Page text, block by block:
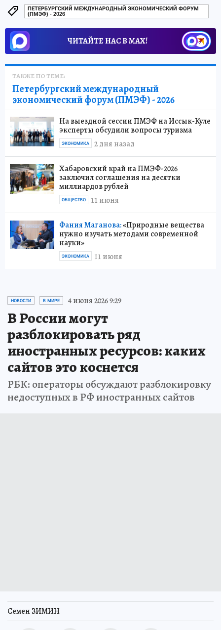
ПЕТЕРБУРГСКИЙ МЕЖДУНАРОДНЫЙ ЭКОНОМИЧЕСКИЙ ФОРУМ
(ПМЭФ) - 2026
ЧИТАЙТЕ НАС В МАХ!
ТАКЖЕ ПО ТЕМЕ:
Петербургский международный
экономический форум (ПМЭФ) - 2026
На выездной сессии ПМЭФ на Иссык-Куле
эксперты обсудили вопросы туризма
2 дня назад
ЭКОНОМИКА
Хабаровский край на ПМЭФ-2026
заключил соглашения на десятки
миллиардов рублей
11 июня
ОБЩЕСТВО
Фания Маганова:«Природные вещества
нужно изучать методами современной
науки»
11 июня
ЭКОНОМИКА
НОВОСТИ В МИРЕ 4 июня 2026 9:29
В России могут
разблокировать ряд
иностранных ресурсов: каких
сайтов это коснется
РБК: операторы обсуждают разблокировку
недоступных в РФ иностранных сайтов
Семен ЗИМИН